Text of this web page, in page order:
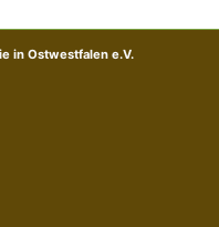
in Ostwestfalen e.V.